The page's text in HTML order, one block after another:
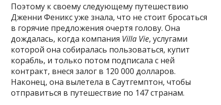
Поэтому к своему следующему путешествию
Дженни Феникс уже знала, что не стоит бросаться
в горячие предложения очертя голову. Она
дождалась, когда компания Villa Vie, услугами
которой она собиралась пользоваться, купит
корабль, и только потом подписала с ней
контракт, внеся залог в 120 000 долларов.
Наконец, она вылетела в Саутгемптон, чтобы
отправиться в путешествие по 147 странам.